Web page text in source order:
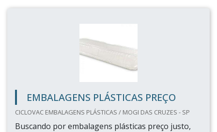
EMBALAGENS PLÁSTICAS PREÇO
CICLOVAC EMBALAGENS PLÁSTICAS / MOGI DAS CRUZES - SP
Buscando por embalagens plásticas preço justo,